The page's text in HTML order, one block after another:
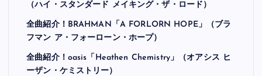
（ハイ・スタンダード メイキング・ザ・ロード）
全曲紹介！BRAHMAN「A FORLORN HOPE」（ブラ
フマン ア・フォーローン・ホープ）
全曲紹介！oasis「Heathen Chemistry」（オアシス ヒ
ーザン・ケミストリー）